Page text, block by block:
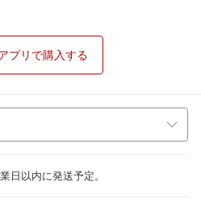
プリで購入する
日以内に発送予定。